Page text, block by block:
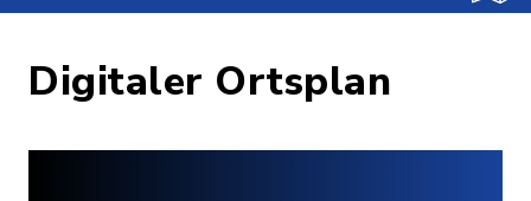
Digitaler Ortsplan